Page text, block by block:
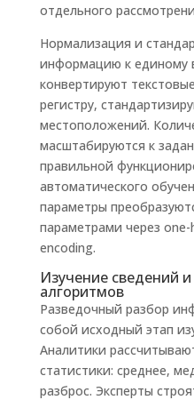
отдельного
Нормализация и
информацию к единому
конвертируют
регистру,
местоположений.
масштабируются к
правильной
автоматического
параметры
параметрами через
encoding.
Изучение сведений
алгоритмов
Разведочный разбор
собой исходный этап
Аналитики
статистики: среднее,
разброс. Эксперты